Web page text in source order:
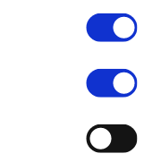
groot
gemaakt.